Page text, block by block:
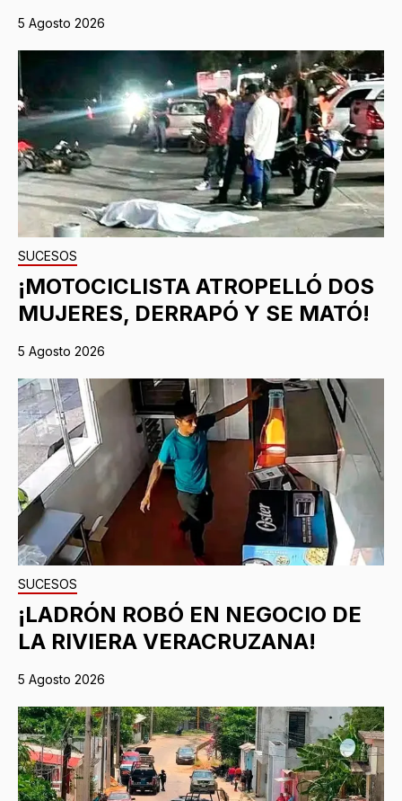
5 Agosto 2026
SUCESOS
¡MOTOCICLISTA ATROPELLÓ DOS
MUJERES, DERRAPÓ Y SE MATÓ!
5 Agosto 2026
SUCESOS
¡LADRÓN ROBÓ EN NEGOCIO DE
LA RIVIERA VERACRUZANA!
5 Agosto 2026